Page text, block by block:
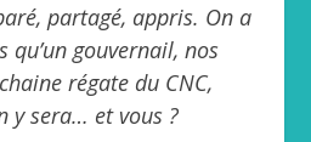
partagé, appris. On a
qu’un gouvernail, nos
régate du CNC,
y sera… et vous ?